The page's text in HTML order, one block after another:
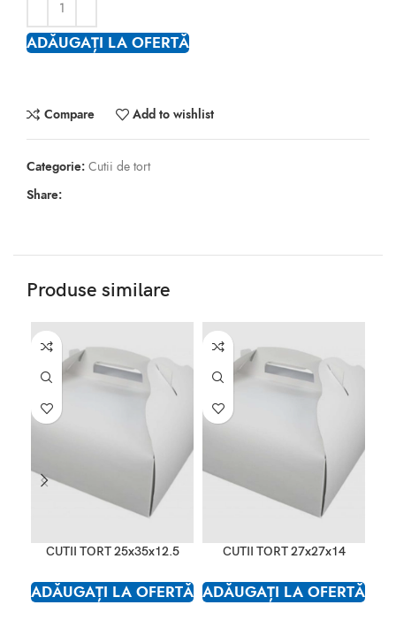
ADĂUGAȚI LA OFERTĂ
Compare Add to wishlist
Categorie: Cutii de tort
Share:
Produse similare
CUTII TORT 25x35x12.5
ADĂUGAȚI LA OFERTĂ
CUTII TORT 27x27x14
ADĂUGAȚI LA OFERTĂ